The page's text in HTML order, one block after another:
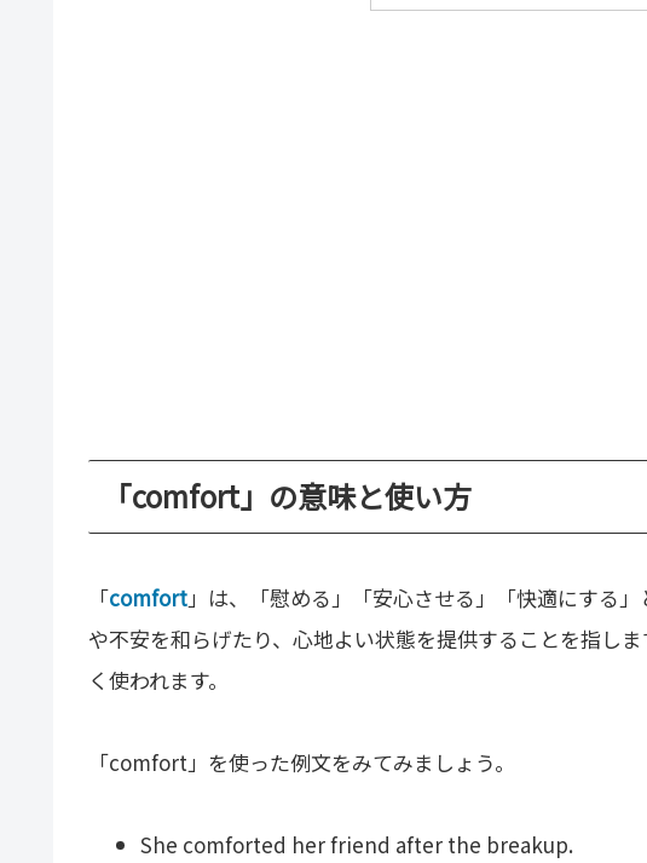
「comfort」の意味と使い方
「comfort」は、「慰める」「安心させる」「快適にする
や不安を和らげたり、心地よい状態を提供することを指し
く使われます。
「comfort」を使った例文をみてみましょう。
She comforted her friend after the breakup.